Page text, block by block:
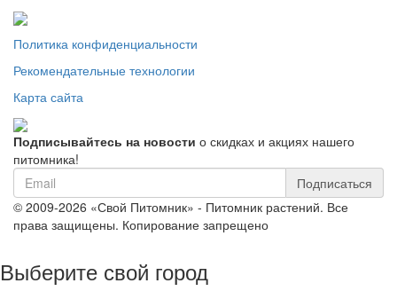
Политика конфиденциальности
Рекомендательные технологии
Карта сайта
Подписывайтесь на новости о скидках и акциях нашего
питомника!
Подписаться
© 2009-2026 «Свой Питомник» - Питомник растений. Все
права защищены. Копирование запрещено
Выберите свой город